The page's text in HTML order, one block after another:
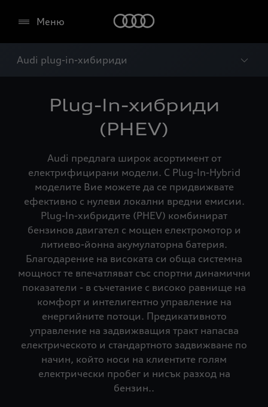
Меню
Audi plug-in-хибириди
Plug-In-хибриди
(PHEV)
Audi предлага широк асортимент от
електрифицирани модели. С Plug-In-Hybrid
моделите Вие можете да се придвижвате
ефективно с нулеви локални вредни емисии.
Plug-In-хибридите (PHEV) комбинират
бензинов двигател с мощен електромотор и
литиево-йонна акумулаторна батерия.
Благодарение на високата си обща системна
мощност те впечатляват със спортни динамични
показатели - в съчетание с високо равнище на
комфорт и интелигентно управление на
енергийните потоци. Предикативното
управление на задвижващия тракт напасва
електрическото и стандартното задвижване по
начин, който носи на клиентите голям
електрически пробег и нисък разход на
бензин..